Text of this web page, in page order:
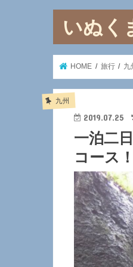
いぬく
HOME 旅行 九
九州
2019.07.25
一泊二
コース！